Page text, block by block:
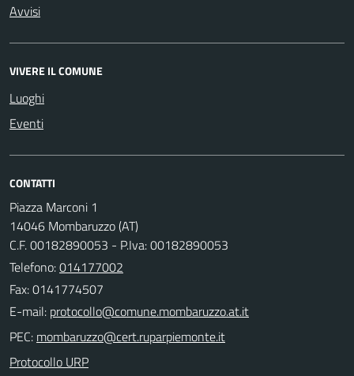
Avvisi
VIVERE IL COMUNE
Luoghi
Eventi
CONTATTI
Piazza Marconi 1
14046 Mombaruzzo (AT)
C.F. 00182890053 - P.Iva: 00182890053
Telefono:014177002
Fax: 0141774507
E-mail:
PEC:
Protocollo URP